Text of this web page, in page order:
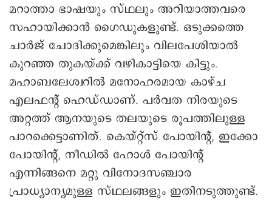
മറാത്താ ഭാഷയും സ്ഥലും അറിയാത്തവരെ
സഹായിക്കാൻ ഗൈഡുകളുണ്ട്. ഒടുക്കത്തെ
ചാർജ് ചോദിക്കുമെങ്കിലും വിലപേശിയാൽ
കുറഞ്ഞ തുകയ്ക്ക് വഴികാട്ടിയെ കിട്ടും.
മഹാബലേശ്വറിൽ മനോഹരമായ കാഴ്ച
എലഫന്റ് ഹെഡ്ഡാണ്. പർവത നിരയുടെ
അറ്റത്ത് ആനയുടെ തലയുടെ രൂപത്തിലുള്ള
പാറക്കെട്ടാണിത്. കെയ്റ്റ്സ് പോയിന്റ്, ഇക്കോ
പോയിന്റ്, നീഡിൽ ഹോൾ പോയിന്റ്
എന്നിങ്ങനെ മറ്റു വിനോദസഞ്ചാര
പ്രാധ്യാന്യമുള്ള സ്ഥലങ്ങളും ഇതിനടുത്തുണ്ട്.